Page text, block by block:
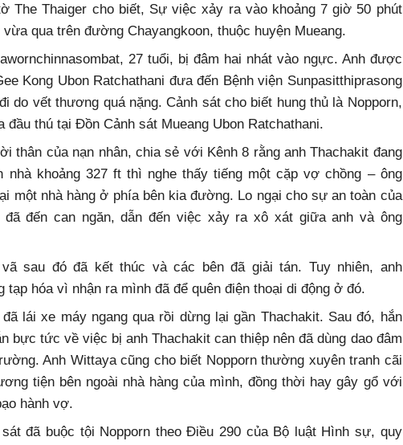
The Thaiger cho biết, Sự việc xảy ra vào khoảng 7 giờ 50 phút
qua trên đường Chayangkoon, thuộc huyện Mueang.
27 tuổi, bị đâm hai nhát vào ngực. Anh được
Kong Ubon Ratchathani đưa đến Bệnh viện Sunpasitthiprasong
do vết thương quá nặng. Cảnh sát cho biết hung thủ là Nopporn,
đầu thú tại Đồn Cảnh sát Mueang Ubon Ratchathani.
thân của nạn nhân, chia sẻ với Kênh 8 rằng anh Thachakit đang
khoảng 327 ft thì nghe thấy tiếng một cặp vợ chồng – ông
một nhà hàng ở phía bên kia đường. Lo ngại cho sự an toàn của
đến can ngăn, dẫn đến việc xảy ra xô xát giữa anh và ông
sau đó đã kết thúc và các bên đã giải tán. Tuy nhiên, anh
tạp hóa vì nhận ra mình đã để quên điện thoại di động ở đó.
lái xe máy ngang qua rồi dừng lại gần Thachakit. Sau đó, hắn
bực tức về việc bị anh Thachakit can thiệp nên đã dùng dao đâm
Anh Wittaya cũng cho biết Nopporn thường xuyên tranh cãi
tiện bên ngoài nhà hàng của mình, đồng thời hay gây gổ với
hành vợ.
đã buộc tội Nopporn theo Điều 290 của Bộ luật Hình sự, quy